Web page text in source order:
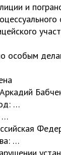
и
особым
…
…
…